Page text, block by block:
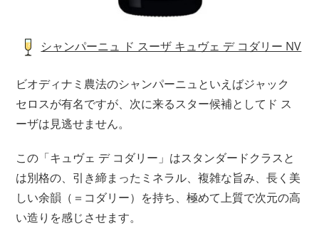
シャンパーニュ ド スーザ キュヴェ デ コダリー NV
ビオディナミ農法のシャンパーニュといえばジャック
セロスが有名ですが、次に来るスター候補としてド ス
ーザは見逃せません。
この「キュヴェ デ コダリー」はスタンダードクラスと
は別格の、引き締まったミネラル、複雑な旨み、長く美
しい余韻（＝コダリー）を持ち、極めて上質で次元の高
い造りを感じさせます。